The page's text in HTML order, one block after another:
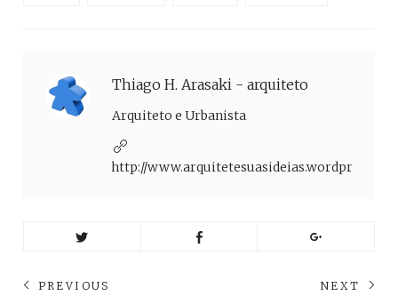
Thiago H. Arasaki - arquiteto
Arquiteto e Urbanista
http://
Navegação
PREVIOUS NEXT